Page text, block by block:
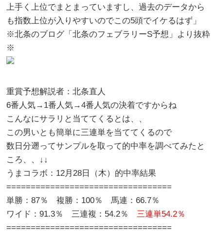
上手く上位でまとまっていますし、過去のデータから
も指数上位が入りやすいのでこの5頭でイケるはず」
※北条のブログ「北条のフェブラリーS予想」より抜粋
※
重賞予想解説者：北条直人
6番人気→1番人気→4番人気の決着ですからね
こんなにサラリと当ててくるとは、、
この男いとも簡単に三連単を当ててくるので
数日分遡ってサンプルを取って的中率を調べてみたと
ころ、、↓↓
うまコラボ：12月28日（木）的中率結果
==================================
単勝：87％ 複勝：100％ 馬連：66.7％
ワイド：91.3％ 三連複：54.2％三連単54.2％
==================================